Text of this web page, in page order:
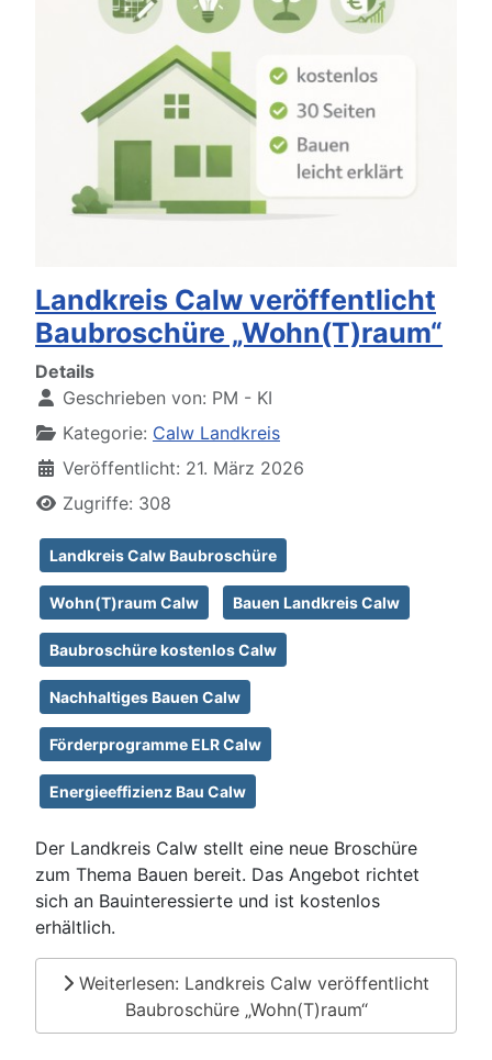
Landkreis Calw veröffentlicht
Baubroschüre „Wohn(T)raum“
Details
Geschrieben von: PM - KI
Kategorie: Calw Landkreis
Veröffentlicht: 21. März 2026
Zugriffe: 308
Landkreis Calw Baubroschüre
Wohn(T)raum Calw Bauen Landkreis Calw
Baubroschüre kostenlos Calw
Nachhaltiges Bauen Calw
Förderprogramme ELR Calw
Energieeffizienz Bau Calw
Der Landkreis Calw stellt eine neue Broschüre
zum Thema Bauen bereit. Das Angebot richtet
sich an Bauinteressierte und ist kostenlos
erhältlich.
Weiterlesen: Landkreis Calw veröffentlicht
Baubroschüre „Wohn(T)raum“